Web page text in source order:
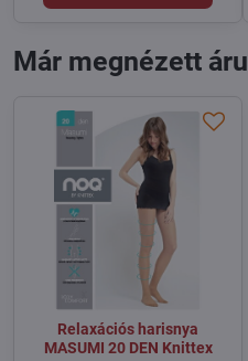
Már megnézett áru
Relaxációs harisnya
MASUMI 20 DEN Knittex